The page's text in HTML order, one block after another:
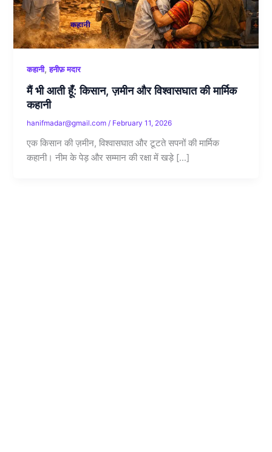
कहानी,हनीफ़ मदार
मैं भी आती हूँ: किसान, ज़मीन और विश्वासघात की मार्मिक
कहानी
hanifmadar@gmail.com/ February 11, 2026
एक किसान की ज़मीन, विश्वासघात और टूटते सपनों की मार्मिक
कहानी। नीम के पेड़ और सम्मान की रक्षा में खड़े […]